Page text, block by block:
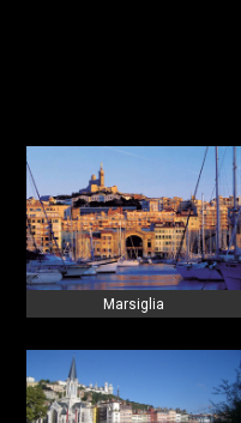
Marsiglia